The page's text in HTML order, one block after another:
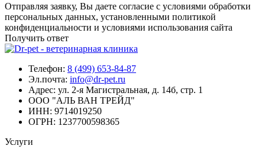
Отправляя заявку, Вы даете согласие с условиями обработки
персональных данных, установленными политикой
конфиденциальности и условиями использования сайта
Получить ответ
Телефон: 8 (499) 653-84-87
Эл.почта: info@dr-pet.ru
Адрес: ул. 2-я Магистральная, д. 14б, стр. 1
ООО "АЛЬ ВАН ТРЕЙД"
ИНН: 9714019250
ОГРН: 1237700598365
Услуги